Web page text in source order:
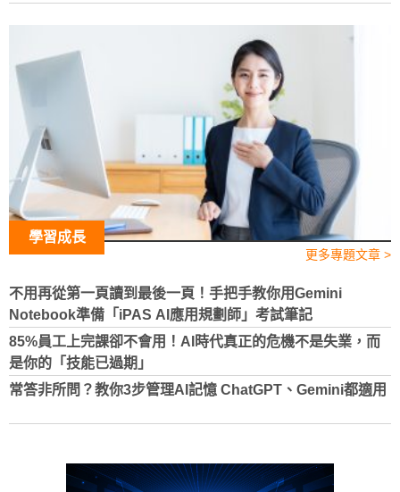
學習成長
更多專題文章 >
不用再從第一頁讀到最後一頁！手把手教你用Gemini
Notebook準備「iPAS AI應用規劃師」考試筆記
85%員工上完課卻不會用！AI時代真正的危機不是失業，而
是你的「技能已過期」
常答非所問？教你3步管理AI記憶 ChatGPT、Gemini都適用